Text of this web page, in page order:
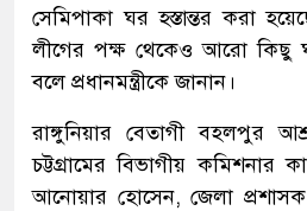
সেমিপাকা ঘর হস্তান্তর করা
লীগের পক্ষ থেকেও আরো কিছু
বলে প্রধানমন্ত্রীকে জানান।
রাঙ্গুনিয়ার বেতাগী বহলপুর
চট্টগ্রামের বিভাগীয়
আনোয়ার হোসেন, জেলা